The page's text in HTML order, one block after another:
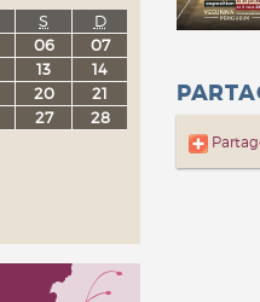
S
D
06
07
13
14
20
21
27
28